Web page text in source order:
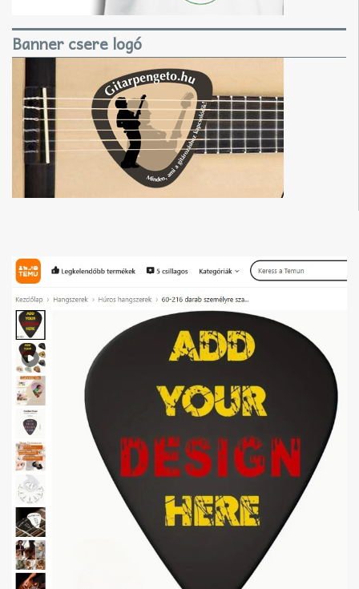
Banner csere logó